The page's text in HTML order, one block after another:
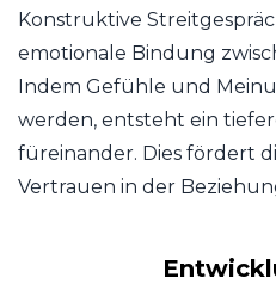
Konstruktive
emotionale Bindung
Indem Gefühle und
werden, entsteht ein
füreinander. Dies fördert
Vertrauen in der